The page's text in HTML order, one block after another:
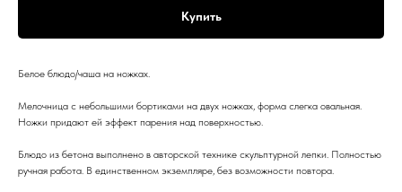
Купить
Белое блюдо/чаша на ножках.
Мелочница с небольшими бортиками на двух ножках, форма слегка овальная.
Ножки придают ей эффект парения над поверхностью.
Блюдо из бетона выполнено в авторской технике скульптурной лепки. Полностью
ручная работа. В единственном экземпляре, без возможности повтора.